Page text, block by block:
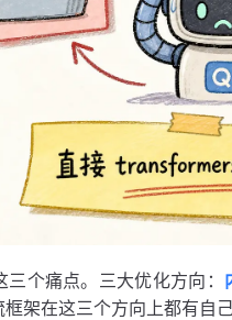
个痛点。三大优化方向：
架在这三个方向上都有自己